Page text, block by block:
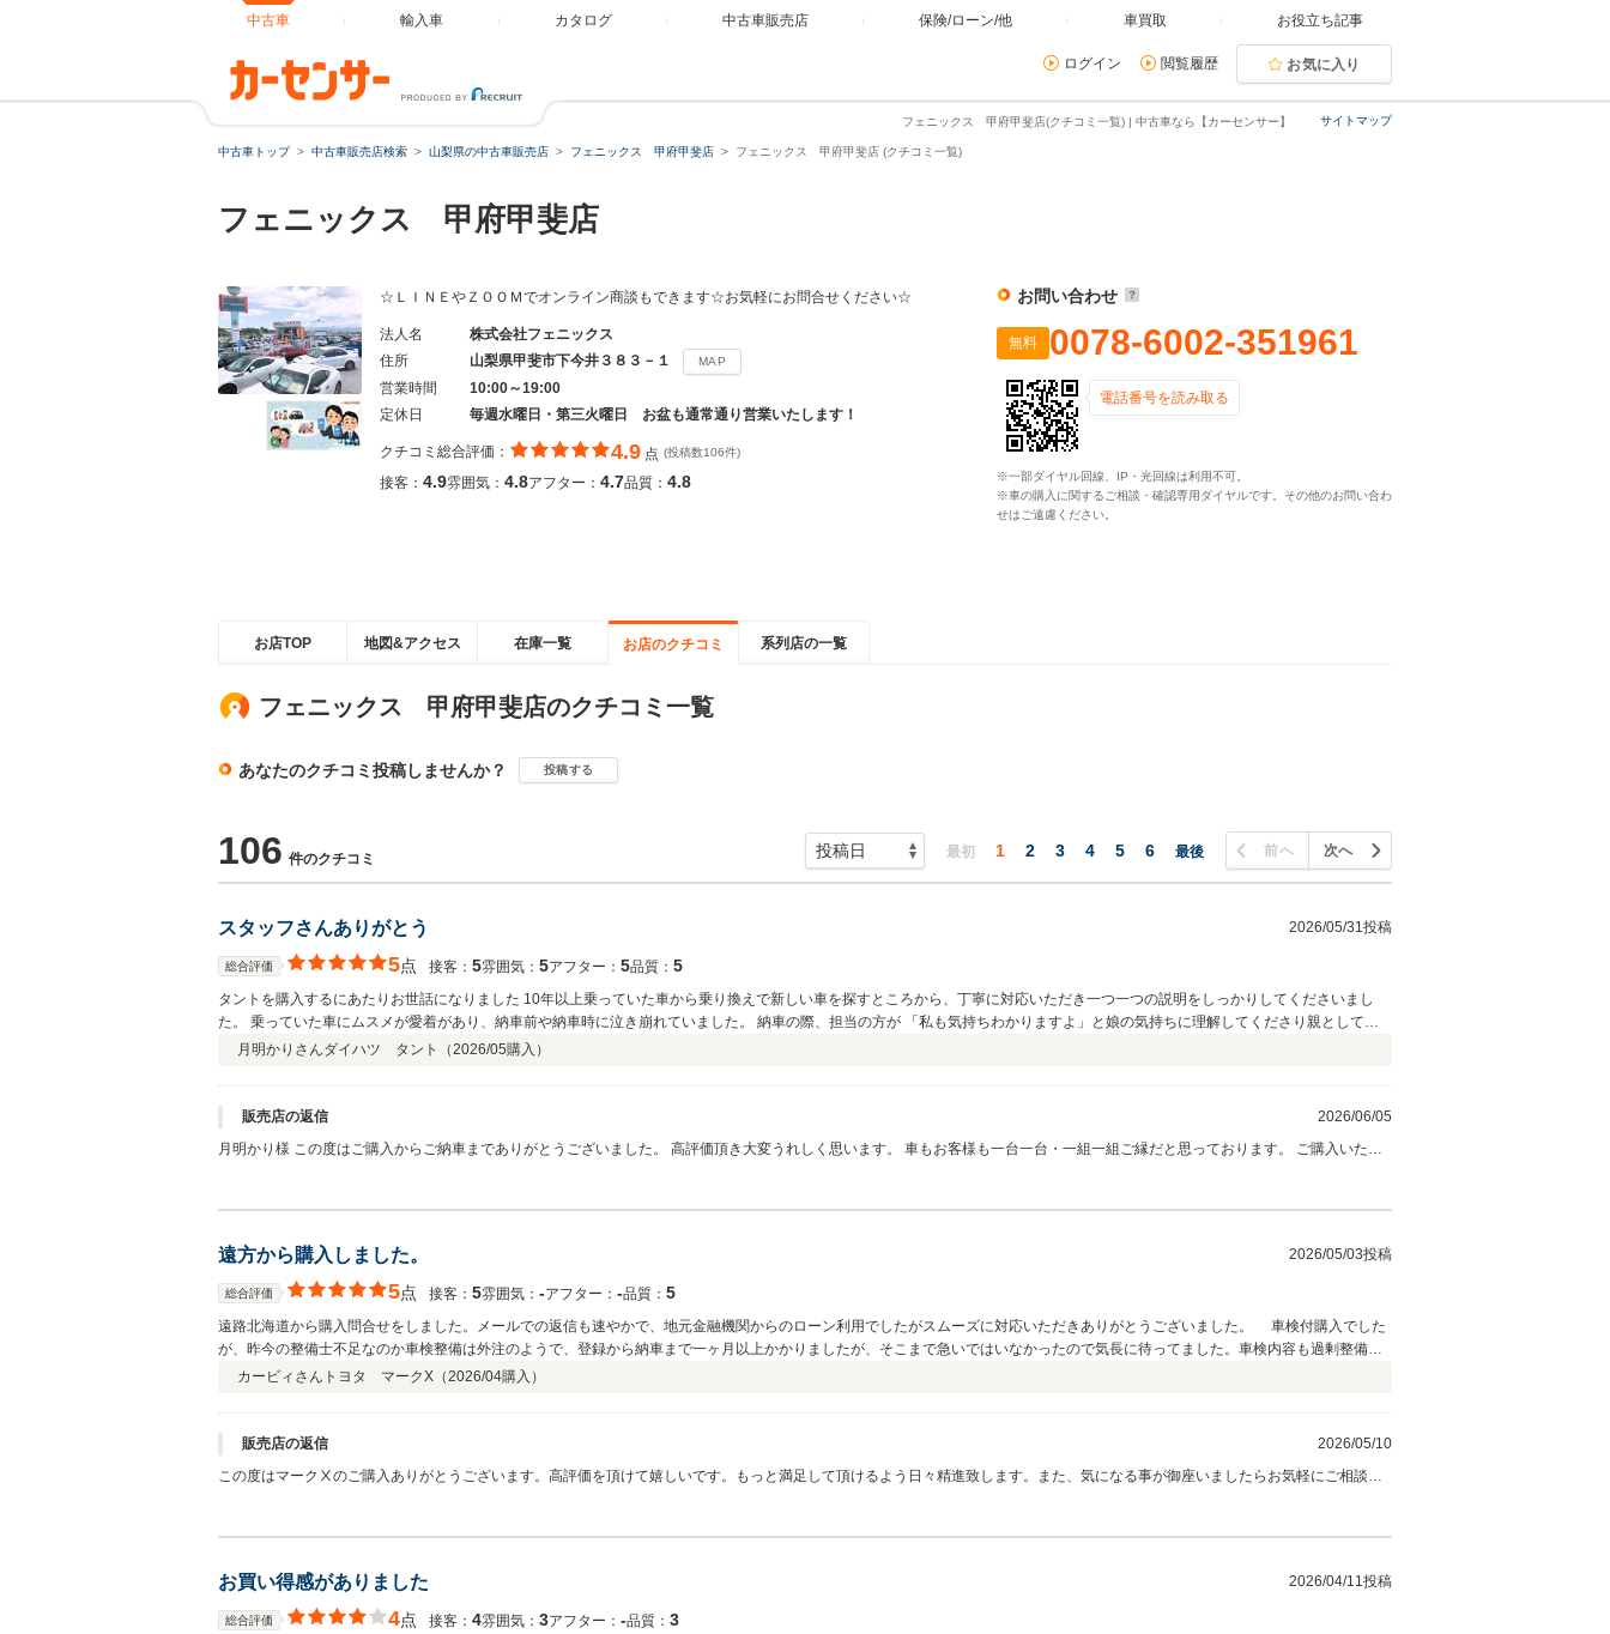
中古車 輸入車 カタログ 中古車販売店 保険/ローン/他 車買取 お役立ち記事
ログイン 閲覧履歴 お気に入り
サイトマップ
フェニックス 甲府甲斐店(クチコミ一覧) | 中古車なら【カーセンサー】
中古車トップ 中古車販売店検索 山梨県の中古車販売店 フェニックス 甲府甲斐店 フェニックス 甲府甲斐店 (クチコミ一覧)
フェニックス 甲府甲斐店
☆ＬＩＮＥやＺＯＯＭでオンライン商談もできます☆お気軽にお問合せください☆
法人名
株式会社フェニックス
住所
山梨県甲斐市下今井３８３－１ MAP
営業時間
10:00～19:00
定休日
毎週水曜日・第三火曜日 お盆も通常通り営業いたします！
クチコミ総合評価： 4.9 点 (投稿数106件)
接客： 4.9雰囲気： 4.8アフター： 4.7品質： 4.8
お問い合わせ
無料 0078-6002-351961
電話番号を読み取る
※一部ダイヤル回線、IP・光回線は利用不可。
※車の購入に関するご相談・確認専用ダイヤルです。その他のお問い合わ
せはご遠慮ください。
お店TOP 地図&アクセス 在庫一覧 お店のクチコミ 系列店の一覧
フェニックス 甲府甲斐店のクチコミ一覧
あなたのクチコミ投稿しませんか？ 投稿する
106 件のクチコミ 最初 1 2 3 4 5 6 最後 前へ 次へ
スタッフさんありがとう 2026/05/31投稿
総合評価 5点 接客： 5雰囲気： 5アフター： 5品質： 5
タントを購入するにあたりお世話になりました 10年以上乗っていた車から乗り換えで新しい車を探すところから、丁寧に対応いただき一つ一つの説明をしっかりしてくださいまし
た。 乗っていた車にムスメが愛着があり、納車前や納車時に泣き崩れていました。 納車の際、担当の方が 「私も気持ちわかりますよ」と娘の気持ちに理解してくださり親としては
嬉しかったです。 また妻がナンバープレートで迷った際も的確なアドバイスをいただいて納車時には配慮してくださり、伝え忘れていたお礼をここで言わせてください 「妻も喜んで
月明かりさんダイハツ タント（2026/05購入）
販売店の返信
2026/06/05
月明かり様 この度はご購入からご納車までありがとうございました。 高評価頂き大変うれしく思います。 車もお客様も一台一台・一組一組ご縁だと思っております。 ご購入いただ
遠方から購入しました。 2026/05/03投稿
総合評価 5点 接客： 5雰囲気： ‐アフター： ‐品質： 5
遠路北海道から購入問合せをしました。メールでの返信も速やかで、地元金融機関からのローン利用でしたがスムーズに対応いただきありがとうございました。 車検付購入でした
が、昨今の整備士不足なのか車検整備は外注のようで、登録から納車まで一ヶ月以上かかりましたが、そこまで急いではいなかったので気長に待ってました。車検内容も過剰整備
や、オプションの押し売りも特に無く、車内清掃もしてあり遠方からでも購入しやすかったです。
カービィさん トヨタ マークX（2026/04購入）
販売店の返信
2026/05/10
この度はマークⅩのご購入ありがとうございます。高評価を頂けて嬉しいです。もっと満足して頂けるよう日々精進致します。また、気になる事が御座いましたらお気軽にご相談下
お買い得感がありました 2026/04/11投稿
総合評価 4点 接客： 4雰囲気： 3アフター： ‐品質： 3